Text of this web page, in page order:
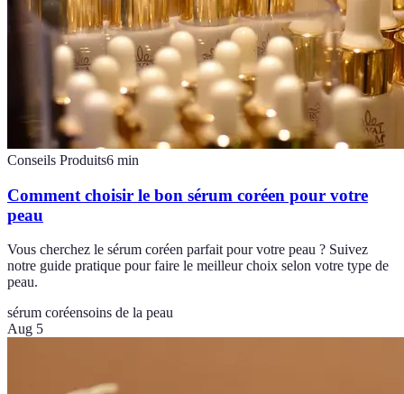
Conseils Produits6 min
Comment choisir le bon sérum coréen pour votre
peau
Vous cherchez le sérum coréen parfait pour votre peau ? Suivez
notre guide pratique pour faire le meilleur choix selon votre type de
peau.
sérum coréensoins de la peau
Aug 5